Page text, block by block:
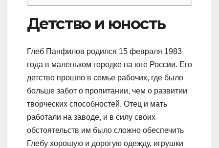
Детство и юность
Глеб Панфилов родился 15 февраля 1983
года в маленьком городке на юге России. Его
детство прошло в семье рабочих, где было
больше забот о пропитании, чем о развитии
творческих способностей. Отец и мать
работали на заводе, и в силу своих
обстоятельств им было сложно обеспечить
Глебу хорошую и дорогую одежду, игрушки